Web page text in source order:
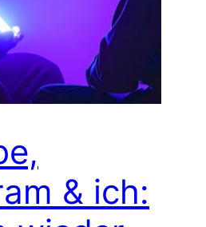
& ich: